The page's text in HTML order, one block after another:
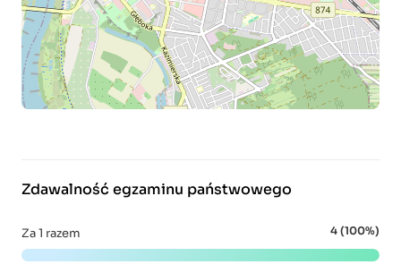
Zdawalność egzaminu państwowego
Za 1 razem 4 (100%)